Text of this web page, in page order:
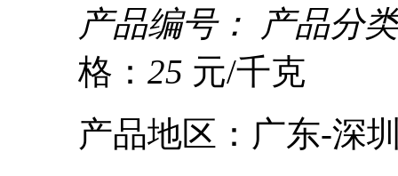
产品编号：
产品分
格： 25 元/千克
产品地区：广东-深